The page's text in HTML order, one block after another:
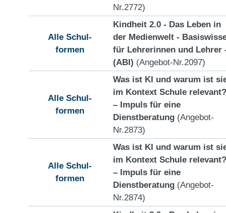
Nr.2772)
Alle Schul-
formen
Kindheit 2.0 - Das Leben in
der Medienwelt -
für Lehrerinnen und Lehrer
(ABI) (Angebot-Nr.2097)
Alle Schul-
formen
Was ist KI und warum ist
im Kontext Schule relevant?
– Impuls für eine
Dienstberatung (Angebot-
Nr.2873)
Alle Schul-
formen
Was ist KI und warum ist
im Kontext Schule relevant?
– Impuls für eine
Dienstberatung (Angebot-
Nr.2874)